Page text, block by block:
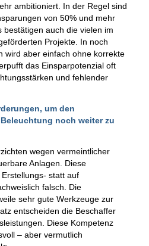
ambitioniert. In der Regel sind
von 50% und mehr
bestätigen auch die vielen im
Projekte. In noch
wird aber einfach ohne korrekte
das Einsparpotenzial oft
und fehlender
um den
noch weiter zu
wegen vermeintlicher
Anlagen. Diese
statt auf
falsch. Die
sehr gute Werkzeuge zur
entscheiden die Beschaffer
Diese Kompetenz
– aber vermutlich